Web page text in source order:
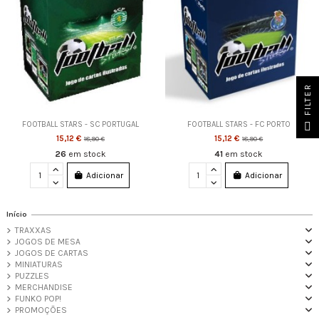
FOOTBALL STARS - SC PORTUGAL
15,12 €18,90 €
26 em stock
Adicionar
FOOTBALL STARS - FC PORTO
15,12 €18,90 €
41 em stock
Adicionar
Início
TRAXXAS
JOGOS DE MESA
JOGOS DE CARTAS
MINIATURAS
PUZZLES
MERCHANDISE
FUNKO POP!
PROMOÇÕES
FILTER